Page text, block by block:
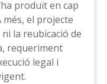
produït en cap
més, el projecte
la reubicació de
requeriment
legal i